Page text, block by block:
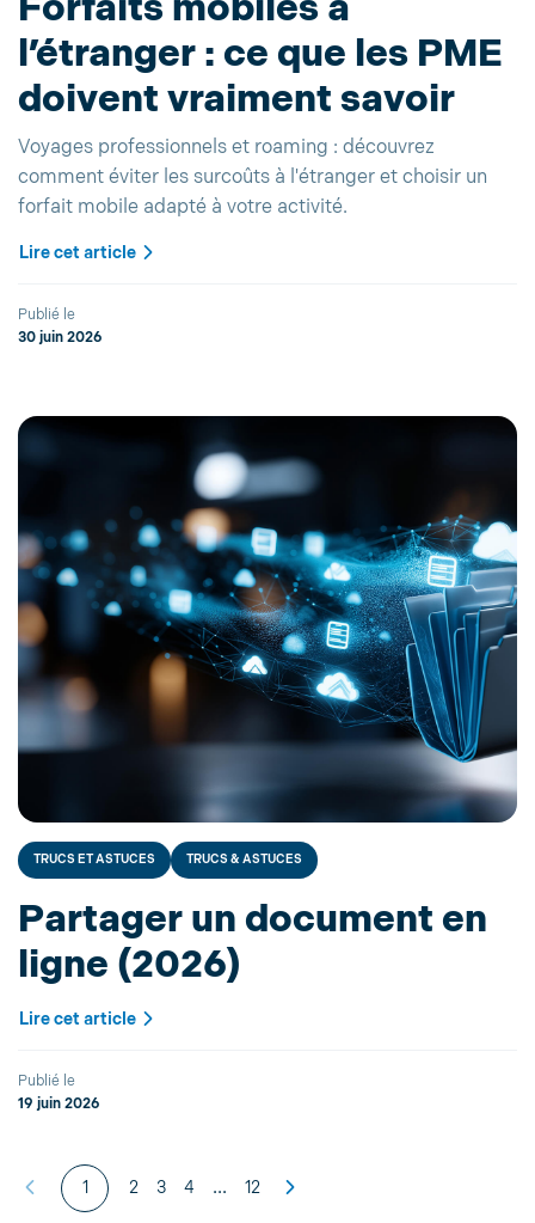
l’étranger : ce que les PME
doivent vraiment savoir
Voyages professionnels et roaming : découvrez
comment éviter les surcoûts à l'étranger et choisir un
forfait mobile adapté à votre activité.
Lire cet article
Publié le
30 juin 2026
TRUCS ET ASTUCES TRUCS & ASTUCES
Partager un document en
ligne (2026)
Lire cet article
Publié le
19 juin 2026
1 2 3 4 ... 12